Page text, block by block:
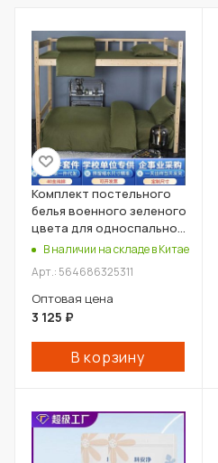
Комплект постельного
белья военного зеленого
цвета для односпальной
кровати оптом
В наличии на складе в Китае
Арт.: 564686325311
Оптовая цена
3 125 ₽
В корзину